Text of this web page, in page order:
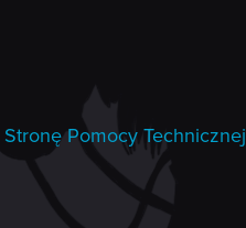
Pomocy Technicznej